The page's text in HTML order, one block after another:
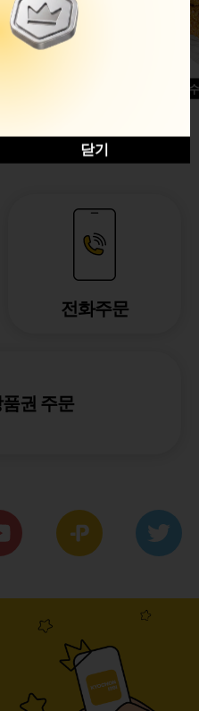
+허니]
허니옥
전화주문
권 주문
닫기